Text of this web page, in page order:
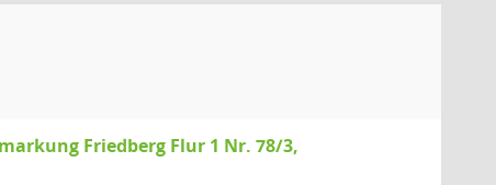
Friedberg Flur 1 Nr. 78/3,